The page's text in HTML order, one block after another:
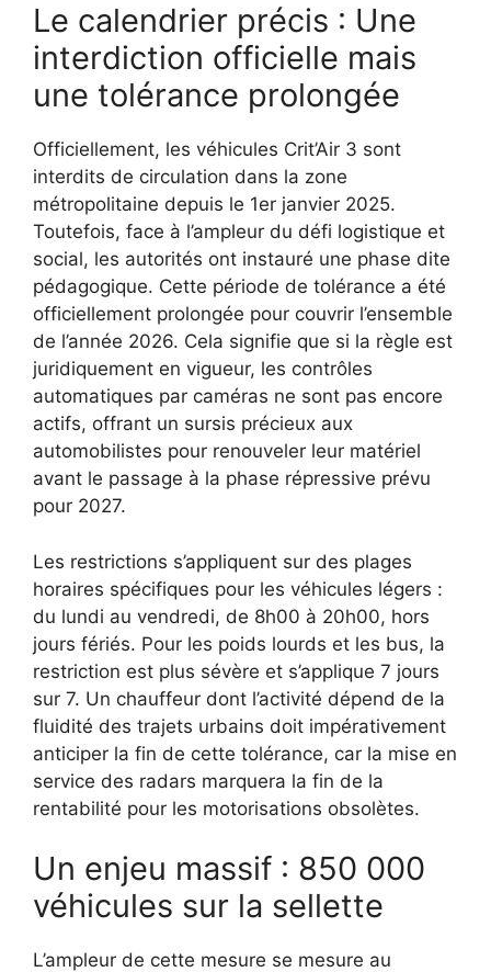
Le calendrier précis : Une
interdiction officielle mais
une tolérance prolongée
Officiellement, les véhicules Crit’Air 3 sont
interdits de circulation dans la zone
métropolitaine depuis le 1er janvier 2025.
Toutefois, face à l’ampleur du défi logistique et
social, les autorités ont instauré une phase dite
pédagogique. Cette période de tolérance a été
officiellement prolongée pour couvrir l’ensemble
de l’année 2026. Cela signifie que si la règle est
juridiquement en vigueur, les contrôles
automatiques par caméras ne sont pas encore
actifs, offrant un sursis précieux aux
automobilistes pour renouveler leur matériel
avant le passage à la phase répressive prévu
pour 2027.
Les restrictions s’appliquent sur des plages
horaires spécifiques pour les véhicules légers :
du lundi au vendredi, de 8h00 à 20h00, hors
jours fériés. Pour les poids lourds et les bus, la
restriction est plus sévère et s’applique 7 jours
sur 7. Un chauffeur dont l’activité dépend de la
fluidité des trajets urbains doit impérativement
anticiper la fin de cette tolérance, car la mise en
service des radars marquera la fin de la
rentabilité pour les motorisations obsolètes.
Un enjeu massif : 850 000
véhicules sur la sellette
L’ampleur de cette mesure se mesure au